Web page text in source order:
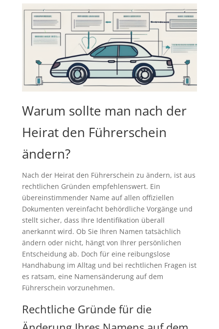
Warum sollte man nach der
Heirat den Führerschein
ändern?
Nach der Heirat den Führerschein zu ändern, ist aus
rechtlichen Gründen empfehlenswert. Ein
übereinstimmender Name auf allen offiziellen
Dokumenten vereinfacht behördliche Vorgänge und
stellt sicher, dass Ihre Identifikation überall
anerkannt wird. Ob Sie Ihren Namen tatsächlich
ändern oder nicht, hängt von Ihrer persönlichen
Entscheidung ab. Doch für eine reibungslose
Handhabung im Alltag und bei rechtlichen Fragen ist
es ratsam, eine Namensänderung auf dem
Führerschein vorzunehmen.
Rechtliche Gründe für die